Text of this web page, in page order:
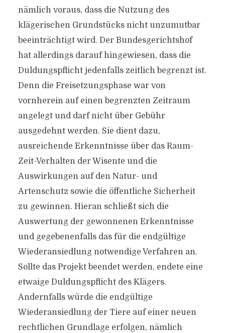
nämlich voraus, dass die Nutzung des
klägerischen Grundstücks nicht unzumutbar
beeinträchtigt wird. Der Bundesgerichtshof
hat allerdings darauf hingewiesen, dass die
Duldungspflicht jedenfalls zeitlich begrenzt ist.
Denn die Freisetzungsphase war von
vornherein auf einen begrenzten Zeitraum
angelegt und darf nicht über Gebühr
ausgedehnt werden. Sie dient dazu,
ausreichende Erkenntnisse über das Raum-
Zeit-Verhalten der Wisente und die
Auswirkungen auf den Natur- und
Artenschutz sowie die öffentliche Sicherheit
zu gewinnen. Hieran schließt sich die
Auswertung der gewonnenen Erkenntnisse
und gegebenenfalls das für die endgültige
Wiederansiedlung notwendige Verfahren an.
Sollte das Projekt beendet werden, endete eine
etwaige Duldungspflicht des Klägers.
Andernfalls würde die endgültige
Wiederansiedlung der Tiere auf einer neuen
rechtlichen Grundlage erfolgen, nämlich